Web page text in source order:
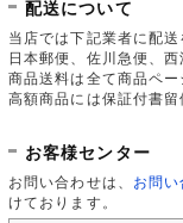
配送について
当店では下記業者に配送
日本郵便、佐川急便、
商品送料は全て商品ペー
高額商品には保証付書留
お客様センター
お問い合わせは、 お問い
けております。